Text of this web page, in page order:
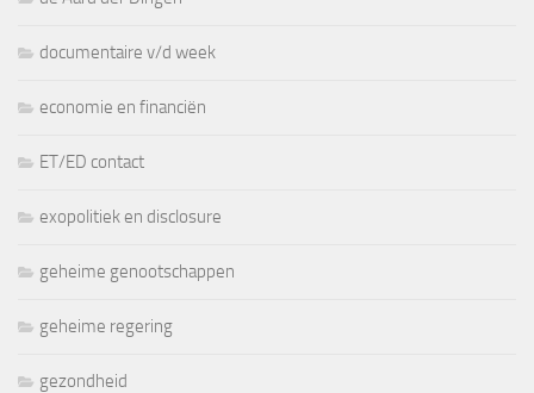
documentaire v/d week
economie en financiën
ET/ED contact
exopolitiek en disclosure
geheime genootschappen
geheime regering
gezondheid